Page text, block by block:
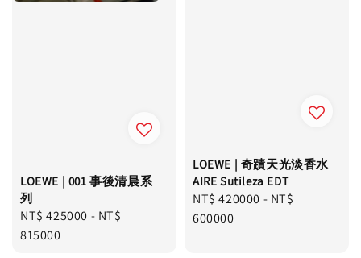
LOEWE | 001 事後清晨系
列
Regular
price
NT$ 425000 - NT$
815000
LOEWE | 奇蹟天光淡香水
AIRE Sutileza EDT
Regular
price
NT$ 420000 - NT$
600000